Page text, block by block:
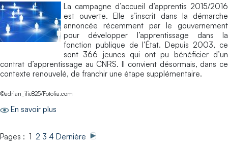
La campagne d’accueil d’apprentis 2015/2016
est ouverte. Elle s’inscrit dans la démarche
annoncée récemment par le gouvernement
pour développer l’apprentissage dans la
fonction publique de l’État. Depuis 2003, ce
sont 366 jeunes qui ont pu bénéficier d’un
contrat d’apprentissage au CNRS. Il convient désormais, dans ce
contexte renouvelé, de franchir une étape supplémentaire.
©adrian_ilie825/Fotolia.com
En savoir plus
Pages : 1 2 3 4 Dernière